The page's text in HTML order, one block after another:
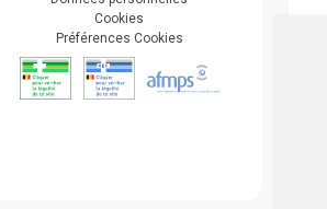
Cookies
Préférences Cookies